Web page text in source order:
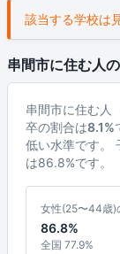
該当する学校は
串間市に住む人
串間市に住む人
卒の割合は8.1%
低い水準です。
は86.8%です。
女性(25〜44歳)
86.8%
全国 77.9%